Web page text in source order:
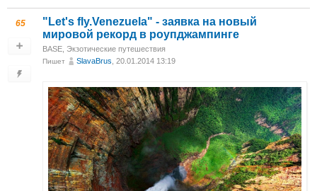
65
"Let's fly.Venezuela" - заявка на новый
мировой рекорд в роупджампинге
BASE Экзотические путешествия
Пишет SlavaBrus , 20.01.2014 13:19